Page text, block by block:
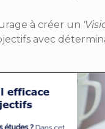
à créer un
avec